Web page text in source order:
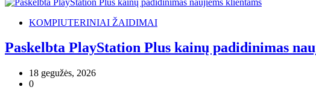
KOMPIUTERINIAI ŽAIDIMAI
Paskelbta PlayStation Plus kainų padidinimas
18 gegužės, 2026
0